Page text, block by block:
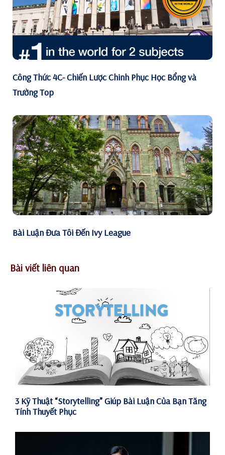
Công Thức 4C- Chiến Lược Chinh Phục Học Bổng và
Trường Top
Bài Luận Đưa Tôi Đến Ivy League
Bài viết liên quan
3 Kỹ Thuật “Storytelling” Giúp Bài Luận Của Bạn Tăng
Tính Thuyết Phục